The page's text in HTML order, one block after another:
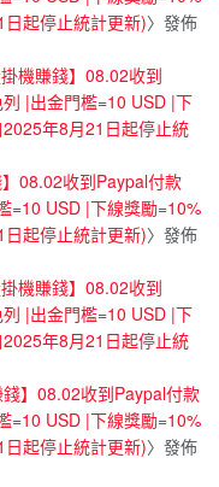
起停止統計更新)〉發佈
機賺錢】08.02收到
|出金門檻=10 USD |下
年8月21日起停止統
08.02收到Paypal付款
=10 USD |下線獎勵=10%
起停止統計更新)〉發佈
機賺錢】08.02收到
|出金門檻=10 USD |下
年8月21日起停止統
錢】08.02收到Paypal付款
=10 USD |下線獎勵=10%
起停止統計更新)〉發佈